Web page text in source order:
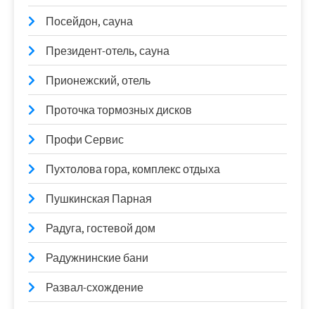
Посейдон, сауна
Президент-отель, сауна
Прионежский, отель
Проточка тормозных дисков
Профи Сервис
Пухтолова гора, комплекс отдыха
Пушкинская Парная
Радуга, гостевой дом
Радужнинские бани
Развал-схождение